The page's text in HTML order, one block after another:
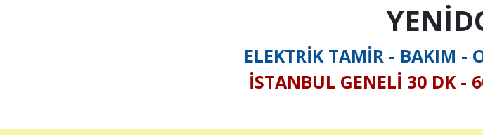
ELEKTRİK TAMİR - BAKIM -
İSTANBUL GENELİ 30 DK -